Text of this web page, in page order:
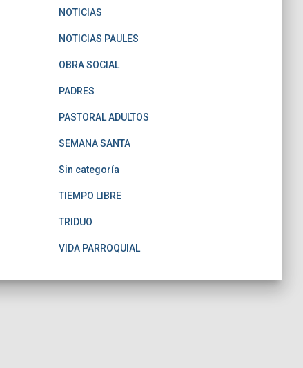
NOTICIAS
NOTICIAS PAULES
OBRA SOCIAL
PADRES
PASTORAL ADULTOS
SEMANA SANTA
Sin categoría
TIEMPO LIBRE
TRIDUO
VIDA PARROQUIAL